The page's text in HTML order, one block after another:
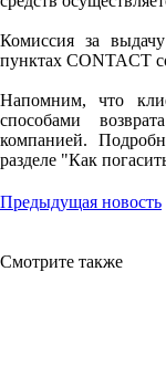
Комиссия за
пунктах CONTACT
Напомним, что
способами
компанией.
разделе "Как
Предыдущая новость
Смотрите также